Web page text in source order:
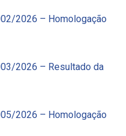
2026 – Homologação
2026 – Resultado da
2026 – Homologação